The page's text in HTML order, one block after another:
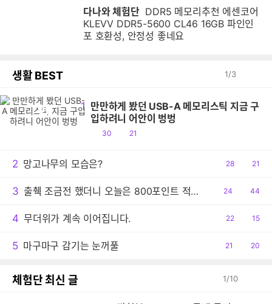
다나와 체험단
KLEVV DDR5-5600 CL46 16GB 파인인
포 호환성, 안정성 좋네요
생활 BEST 1/3
1 만만하게 봤던 USB-A 메모리스틱 지금 구
입하려니 어안이 벙벙
공
30
댓
21
만
2 망고나무의 모습은?
공
28
댓
21
3 출췍 조금전 했더니 오늘은 800포인트 적립이네요.
공
24
댓
44
4 무더위가 계속 이어집니다.
공
22
댓
15
5 마구마구 감기는 눈꺼풀
공
21
댓
20
체험단 최신 글 1/10